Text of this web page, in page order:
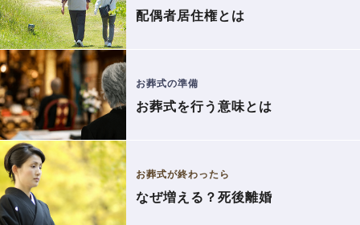
配偶者居住権とは
お葬式の準備
お葬式を行う意味とは
お葬式が終わったら
なぜ増える？死後離婚